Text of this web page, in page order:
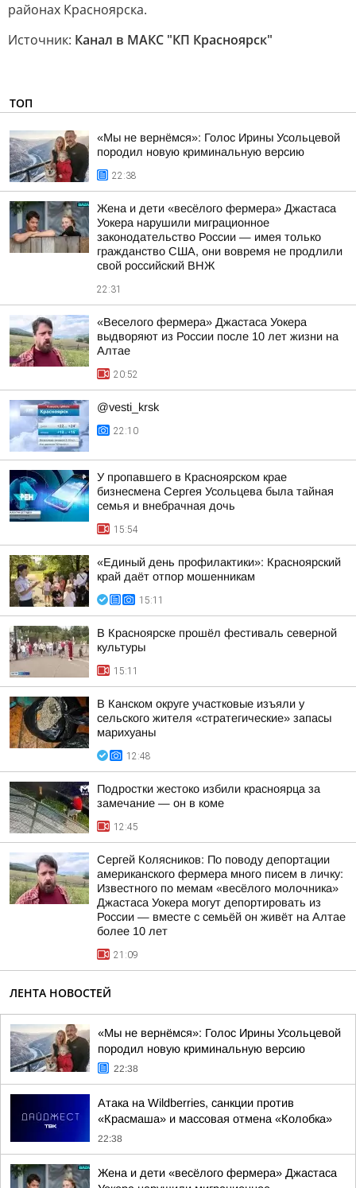
районах Красноярска.
Источник: Канал в МАКС "КП Красноярск"
ТОП
«Мы не вернёмся»: Голос Ирины Усольцевой
породил новую криминальную версию
22:38
Жена и дети «весёлого фермера» Джастаса
Уокера нарушили миграционное
законодательство России — имея только
гражданство США, они вовремя не продлили
свой российский ВНЖ
22:31
«Веселого фермера» Джастаса Уокера
выдворяют из России после 10 лет жизни на
Алтае
20:52
@vesti_krsk
22:10
У пропавшего в Красноярском крае
бизнесмена Сергея Усольцева была тайная
семья и внебрачная дочь
15:54
«Единый день профилактики»: Красноярский
край даёт отпор мошенникам
15:11
В Красноярске прошёл фестиваль северной
культуры
15:11
В Канском округе участковые изъяли у
сельского жителя «стратегические» запасы
марихуаны
12:48
Подростки жестоко избили красноярца за
замечание — он в коме
12:45
Сергей Колясников: По поводу депортации
американского фермера много писем в личку:
Известного по мемам «весёлого молочника»
Джастаса Уокера могут депортировать из
России — вместе с семьёй он живёт на Алтае
более 10 лет
21:09
ЛЕНТА НОВОСТЕЙ
«Мы не вернёмся»: Голос Ирины Усольцевой
породил новую криминальную версию
22:38
Атака на Wildberries, санкции против
«Красмаша» и массовая отмена «Колобка»
22:38
Жена и дети «весёлого фермера» Джастаса